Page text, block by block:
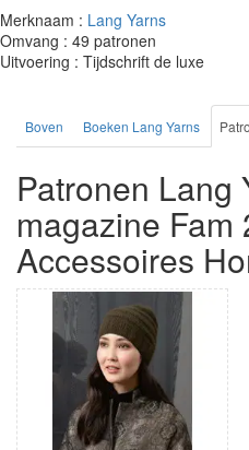
Merknaam : Lang Yarns
Omvang : 49 patronen
Uitvoering : Tijdschrift de luxe
Boven Boeken Lang Yarns
Patronen Lang
magazine Fam
Accessoires